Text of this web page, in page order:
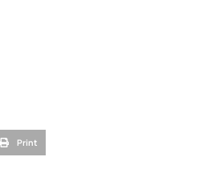
Print